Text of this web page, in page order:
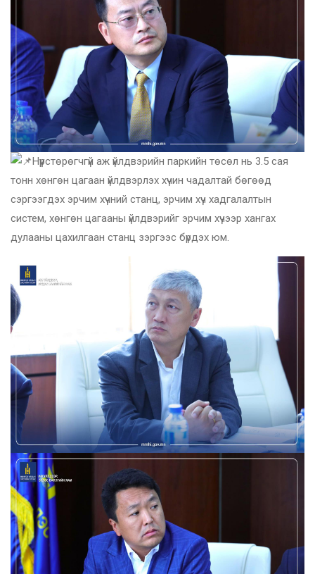
Нүүрстөрөгчгүй аж үйлдвэрийн паркийн төсөл нь 3.5 сая
тонн хөнгөн цагаан үйлдвэрлэх хүчин чадалтай бөгөөд
сэргээгдэх эрчим хүчний станц, эрчим хүч хадгалалтын
систем, хөнгөн цагааны үйлдвэрийг эрчим хүчээр хангах
дулааны цахилгаан станц зэргээс бүрдэх юм.